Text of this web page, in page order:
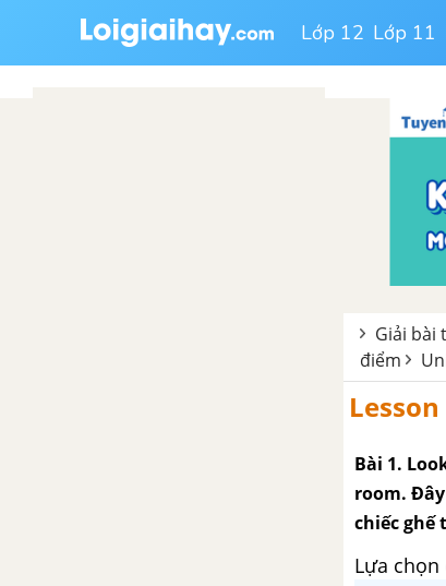
Lớp 12 Lớp 11
Giải bài
điểm
Bài 1.
room.
chiếc ghế
Lựa